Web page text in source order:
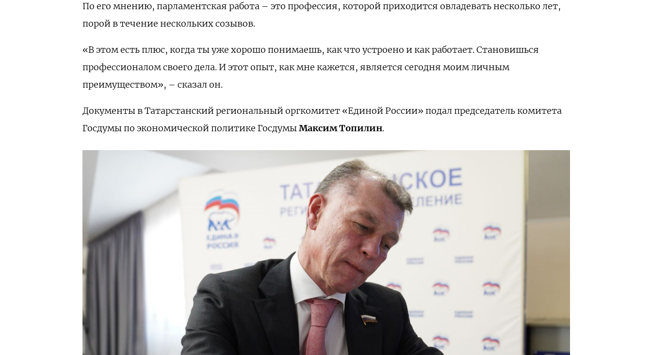
По его мнению, парламентская работа – это профессия, которой приходится овладевать несколько лет,
порой в течение нескольких созывов.
«В этом есть плюс, когда ты уже хорошо понимаешь, как что устроено и как работает. Становишься
профессионалом своего дела. И этот опыт, как мне кажется, является сегодня моим личным
преимуществом», – сказал он.
Документы в Татарстанский региональный оргкомитет «Единой России» подал председатель комитета
Госдумы по экономической политике ГосдумыМаксим Топилин.